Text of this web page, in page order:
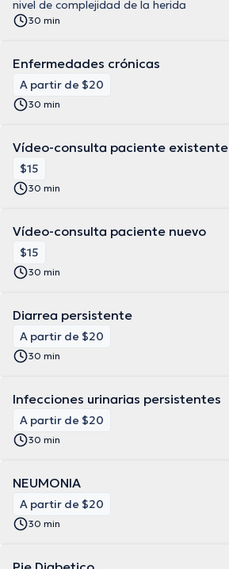
nivel de complejidad de la herida
30 min
Enfermedades crónicas
A partir de $20
30 min
Vídeo-consulta paciente existente
$15
30 min
Vídeo-consulta paciente nuevo
$15
30 min
Diarrea persistente
A partir de $20
30 min
Infecciones urinarias persistentes
A partir de $20
30 min
NEUMONIA
A partir de $20
30 min